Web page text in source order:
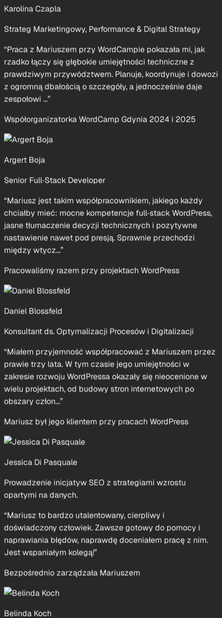
“Praca z Mariuszem przy WordCampie pokazała mi, jak
rzadko łączy się głębokie umiejętności techniczne z
prawdziwym przywództwem. Planuje, koordynuje i dowozi
z ogromną dbałością o szczegóły, a jednocześnie daje
zespołowi ...”
Współorganizatorka WordCamp Gdynia 2024 i 2025
Argert Boja
Senior Full‑Stack Developer
“Mariusz jest takim współpracownikiem, jakiego każdy
chciałby mieć: mocne kompetencje full‑stack WordPress,
nastawienie nawet pod presją. Sprawnie przechodzi
między wtycz...”
Pracowaliśmy razem przy projektach WordPress
Daniel Blossfeld
Konsultant ds. Optymalizacji Procesów i Digitalizacji
“Miałem przyjemność współpracować z Mariuszem przez
prawie trzy lata. W tym czasie jego umiejętności w
zakresie rozwoju WordPressa okazały się nieocenione w
wielu projektach, od budowy stron internetowych po
obszary człon...”
Mariusz był jego klientem przy pracach WordPress
Jessica Di Pasquale
Prowadzenie inicjatyw SEO z strategiami wzrostu
opartymi na danych.
“Mariusz to bardzo utalentowany, cierpliwy i
doświadczony człowiek. Zawsze gotowy do pomocy i
Jest wspaniałym kolegą!”
Bezpośrednio zarządzała Mariuszem
Belinda Koch
Analityk Web-Tracking w TUI